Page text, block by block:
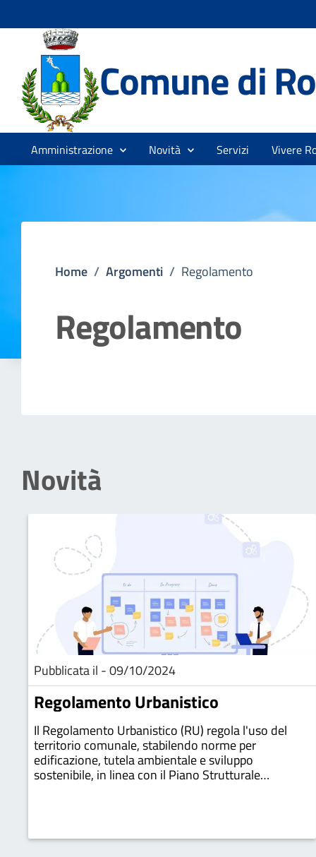
Comune di
Amministrazione Novità Servizi Vivere
Home / Argomenti / Regolamento
Regolamento
Novità
Pubblicata il - 09/10/2024
Regolamento Urbanistico
Il Regolamento Urbanistico (RU) regola l'uso del
territorio comunale, stabilendo norme per
edificazione, tutela ambientale e sviluppo
sostenibile, in linea con il Piano Strutturale